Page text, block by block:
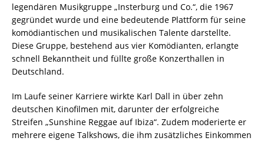
legendären Musikgruppe „Insterburg und Co.“, die 1967
gegründet wurde und eine bedeutende Plattform für seine
komödiantischen und musikalischen Talente darstellte.
Diese Gruppe, bestehend aus vier Komödianten, erlangte
schnell Bekanntheit und füllte große Konzerthallen in
Deutschland.
Im Laufe seiner Karriere wirkte Karl Dall in über zehn
deutschen Kinofilmen mit, darunter der erfolgreiche
Streifen „Sunshine Reggae auf Ibiza“. Zudem moderierte er
mehrere eigene Talkshows, die ihm zusätzliches Einkommen